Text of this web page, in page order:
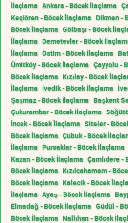
İlaçlama Ankara - Böcek İlaçlama
Keçiören - Böcek İlaçlama Dikmen -
Böcek İlaçlama Gölbaşı - Böcek
İlaçlama Demetevler - Böcek
İlaçlama Ostim - Böcek İlaçlama
Ümitköy - Böcek İlaçlama Çayyolu -
Böcek İlaçlama Kızılay - Böcek
İlaçlama İvedik - Böcek İlaçlama
Şaşmaz - Böcek İlaçlama Başkent
Çukurambar - Böcek İlaçlama
İncek - Böcek İlaçlama Siteler -
Böcek İlaçlama Çubuk - Böcek
İlaçlama Pursaklar - Böcek İlaçlama
Kazan - Böcek İlaçlama Çamlıdere -
Böcek İlaçlama Kızılcahamam -
Böcek İlaçlama Kalecik - Böcek
İlaçlama Ayaş - Böcek İlaçlama
Elmadağ - Böcek İlaçlama Güdül -
Böcek İlaçlama Nallıhan - Böcek